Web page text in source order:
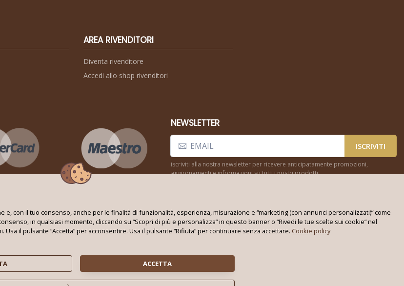
AREA RIVENDITORI
Diventa rivenditore
Accedi allo shop rivenditori
NEWSLETTER
ISCRIVITI
iscriviti alla nostra newsletter per ricevere anticipatamente promozioni,
aggiornamenti e informazioni su tutti i nostri prodotti
Partita IVA: 08353010724 - REA: BA 621663
e i loghi su questo sito appartengono ai rispettivi proprietari
Privacy policy | Cookie policy
con il tuo consenso, anche per le finalità di funzionalità, esperienza, misurazione e “marketing (con annunci personalizzati)” come
in qualsiasi momento, cliccando su “Scopri di più e personalizza” in questo banner o “Rivedi le tue scelte sui cookie” nel
il pulsante “Accetta” per acconsentire. Usa il pulsante “Rifiuta” per continuare senza accettare. Cookie policy
ACCETTA